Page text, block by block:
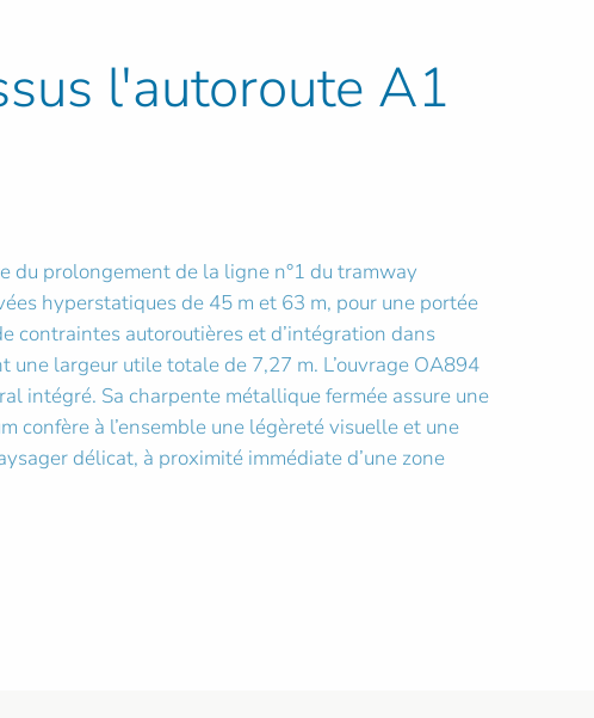
l'autoroute A1
du prolongement de la ligne n°1 du tramway
hyperstatiques de 45 m et 63 m, pour une portée
contraintes autoroutières et d’intégration dans
largeur utile totale de 7,27 m. L’ouvrage OA894
intégré. Sa charpente métallique fermée assure une
confère à l’ensemble une légèreté visuelle et une
délicat, à proximité immédiate d’une zone